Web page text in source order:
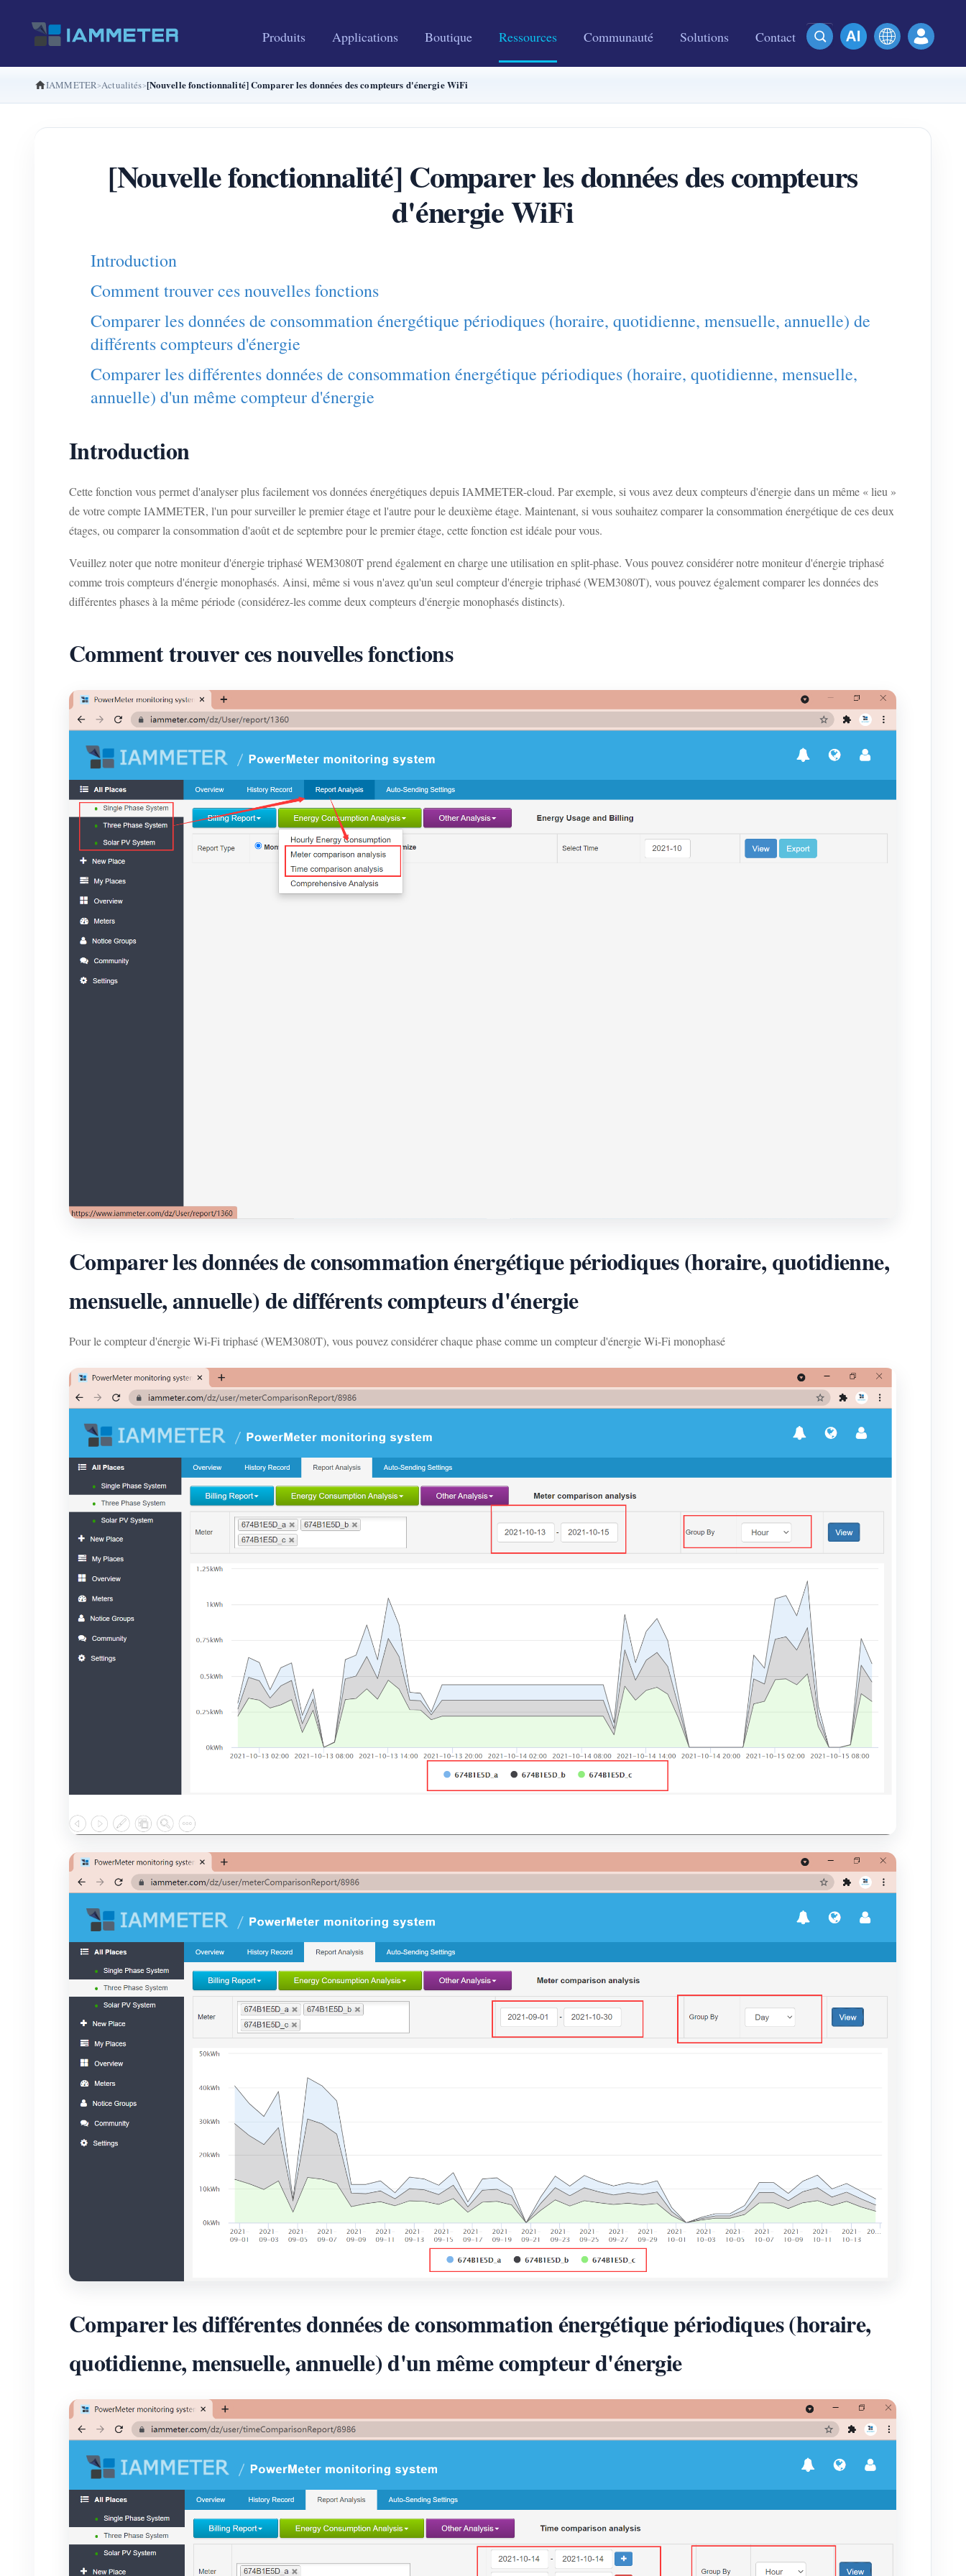
Produits Applications Boutique Ressources Communauté Solutions Contact
IAMMETER Actualités [Nouvelle fonctionnalité] Comparer les données des compteurs d'énergie WiFi
[Nouvelle fonctionnalité] Comparer les données des compteurs
d'énergie WiFi
Introduction
Comment trouver ces nouvelles fonctions
Comparer les données de consommation énergétique périodiques (horaire, quotidienne, mensuelle, annuelle) de
différents compteurs d'énergie
Comparer les différentes données de consommation énergétique périodiques (horaire, quotidienne, mensuelle,
annuelle) d'un même compteur d'énergie
Introduction
Cette fonction vous permet d'analyser plus facilement vos données énergétiques depuis IAMMETER-cloud. Par exemple, si vous avez deux compteurs d'énergie dans un même « lieu »
de votre compte IAMMETER, l'un pour surveiller le premier étage et l'autre pour le deuxième étage. Maintenant, si vous souhaitez comparer la consommation énergétique de ces deux
étages, ou comparer la consommation d'août et de septembre pour le premier étage, cette fonction est idéale pour vous.
Veuillez noter que notre moniteur d'énergie triphasé WEM3080T prend également en charge une utilisation en split-phase. Vous pouvez considérer notre moniteur d'énergie triphasé
comme trois compteurs d'énergie monophasés. Ainsi, même si vous n'avez qu'un seul compteur d'énergie triphasé (WEM3080T), vous pouvez également comparer les données des
différentes phases à la même période (considérez-les comme deux compteurs d'énergie monophasés distincts).
Comment trouver ces nouvelles fonctions
Comparer les données de consommation énergétique périodiques (horaire, quotidienne,
mensuelle, annuelle) de différents compteurs d'énergie
Pour le compteur d'énergie Wi-Fi triphasé (WEM3080T), vous pouvez considérer chaque phase comme un compteur d'énergie Wi-Fi monophasé
Comparer les différentes données de consommation énergétique périodiques (horaire,
quotidienne, mensuelle, annuelle) d'un même compteur d'énergie